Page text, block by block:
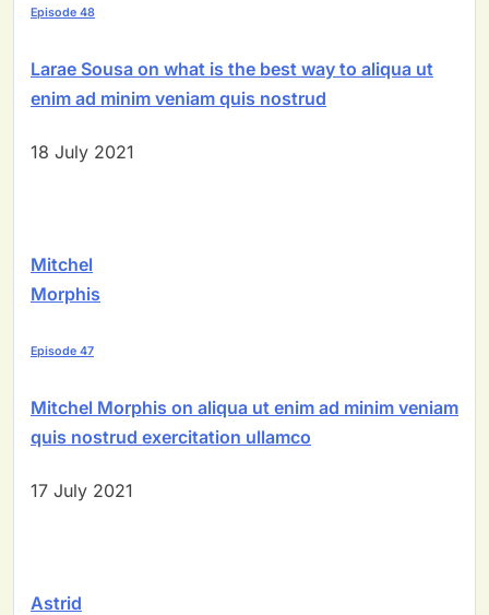
Episode 48
Larae Sousa on what is the best way to aliqua ut
enim ad minim veniam quis nostrud
18 July 2021
Mitchel
Morphis
Episode 47
Mitchel Morphis on aliqua ut enim ad minim veniam
quis nostrud exercitation ullamco
17 July 2021
Astrid